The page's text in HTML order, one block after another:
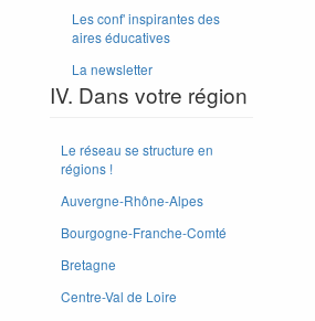
Les conf' inspirantes des
aires éducatives
La newsletter
IV. Dans votre région
Le réseau se structure en
régions !
Auvergne-Rhône-Alpes
Bourgogne-Franche-Comté
Bretagne
Centre-Val de Loire